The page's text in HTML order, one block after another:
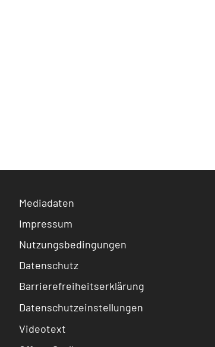
Mediadaten
Impressum
Nutzungsbedingungen
Datenschutz
Barrierefreiheitserklärung
Datenschutzeinstellungen
Videotext